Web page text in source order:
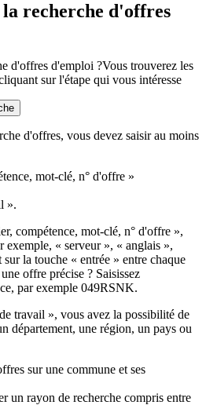
recherche d'offres
d'offres d'emploi ?Vous trouverez les
sur l'étape qui vous intéresse
d'offres, vous devez saisir au moins
mot-clé, n° d'offre »
».
compétence, mot-clé, n° d'offre »,
exemple, « serveur », « anglais »,
sur la touche « entrée » entre chaque
offre précise ? Saisissez
par exemple 049RSNK.
travail », vous avez la possibilité de
département, une région, un pays ou
sur une commune et ses
un rayon de recherche compris entre